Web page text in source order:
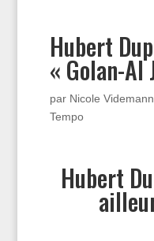
Hubert
« Golan-Al
par Nicole Videmann
Tempo
Hubert